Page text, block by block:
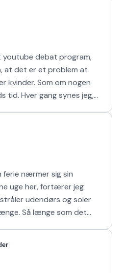
youtube debat program,
at det er et problem at
kvinder. Som om nogen
jeg,
ferie nærmer sig sin
uge her, fortærer jeg
udendørs og soler
Så længe som det